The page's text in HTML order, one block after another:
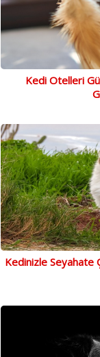
Kedi Otelleri
Kedinizle Seyahate